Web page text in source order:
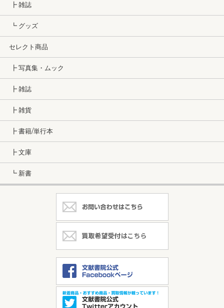
┣ 雑誌
┗ グッズ
セレクト商品
┣ 写真集・ムック
┣ 雑誌
┣ 雑貨
┣ 書籍/単行本
┣ 文庫
┗ 新書